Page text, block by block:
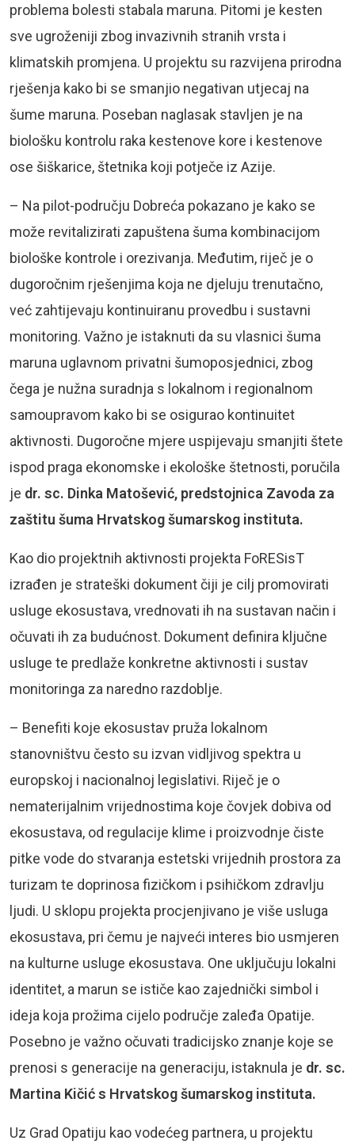
problema bolesti stabala maruna. Pitomi je kesten
sve ugroženiji zbog invazivnih stranih vrsta i
klimatskih promjena. U projektu su razvijena prirodna
rješenja kako bi se smanjio negativan utjecaj na
šume maruna. Poseban naglasak stavljen je na
biološku kontrolu raka kestenove kore i kestenove
ose šiškarice, štetnika koji potječe iz Azije.
– Na pilot-području Dobreća pokazano je kako se
može revitalizirati zapuštena šuma kombinacijom
biološke kontrole i orezivanja. Međutim, riječ je o
dugoročnim rješenjima koja ne djeluju trenutačno,
već zahtijevaju kontinuiranu provedbu i sustavni
monitoring. Važno je istaknuti da su vlasnici šuma
maruna uglavnom privatni šumoposjednici, zbog
čega je nužna suradnja s lokalnom i regionalnom
samoupravom kako bi se osigurao kontinuitet
aktivnosti. Dugoročne mjere uspijevaju smanjiti štete
ispod praga ekonomske i ekološke štetnosti, poručila
je dr. sc. Dinka Matošević, predstojnica Zavoda za
zaštitu šuma Hrvatskog šumarskog instituta.
Kao dio projektnih aktivnosti projekta FoRESisT
izrađen je strateški dokument čiji je cilj promovirati
usluge ekosustava, vrednovati ih na sustavan način i
očuvati ih za budućnost. Dokument definira ključne
usluge te predlaže konkretne aktivnosti i sustav
monitoringa za naredno razdoblje.
– Benefiti koje ekosustav pruža lokalnom
stanovništvu često su izvan vidljivog spektra u
europskoj i nacionalnoj legislativi. Riječ je o
nematerijalnim vrijednostima koje čovjek dobiva od
ekosustava, od regulacije klime i proizvodnje čiste
pitke vode do stvaranja estetski vrijednih prostora za
turizam te doprinosa fizičkom i psihičkom zdravlju
ljudi. U sklopu projekta procjenjivano je više usluga
ekosustava, pri čemu je najveći interes bio usmjeren
na kulturne usluge ekosustava. One uključuju lokalni
identitet, a marun se ističe kao zajednički simbol i
ideja koja prožima cijelo područje zaleđa Opatije.
Posebno je važno očuvati tradicijsko znanje koje se
prenosi s generacije na generaciju, istaknula je dr. sc.
Martina Kičić s Hrvatskog šumarskog instituta.
Uz Grad Opatiju kao vodećeg partnera, u projektu